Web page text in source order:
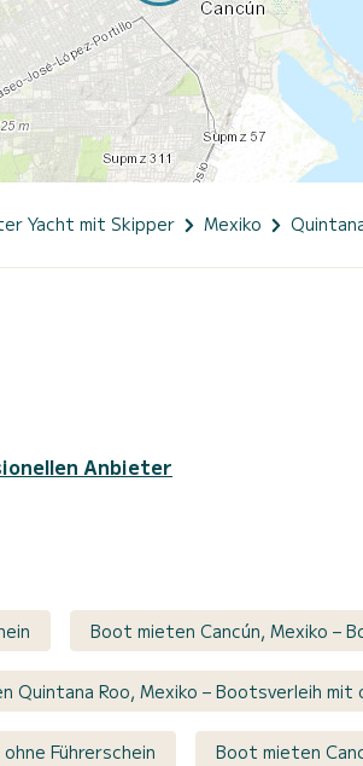
Yacht mit Skipper Mexiko
Anbieter
Boot mieten Cancún, Mexiko –
Quintana Roo, Mexiko – Bootsverleih mit
Führerschein Boot mieten